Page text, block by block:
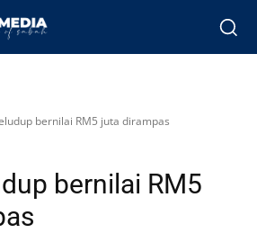
bernilai RM5 juta dirampas
bernilai RM5